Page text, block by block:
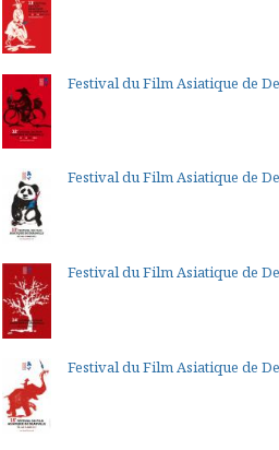
Festival du Film Asiatique de
Festival du Film Asiatique de
Festival du Film Asiatique de
Festival du Film Asiatique de